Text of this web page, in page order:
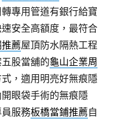
專用管道有銀行給寶
安全高額度，最符合
薦屋頂防水隔熱工程
股當舖的龜山企業周
，適用明亮好無痕隱
眼袋手術的無痕隱
服務板橋當鋪推薦自